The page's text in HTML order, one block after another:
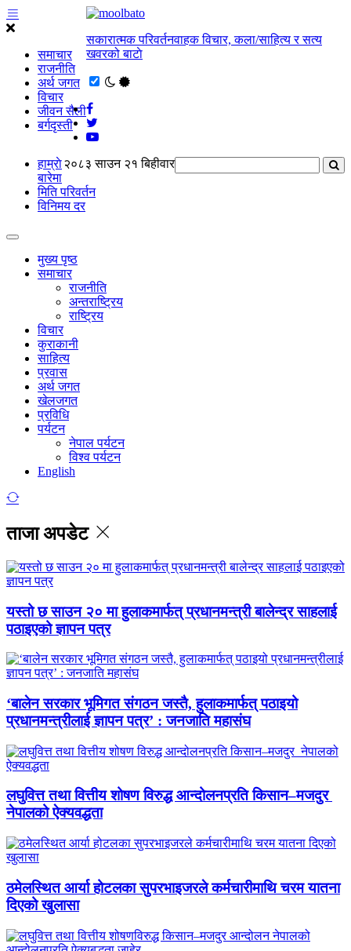
समाचार
राजनीति
अर्थ जगत
विचार
जीवन सैली
बर्गदृस्ती
सकारात्मक परिवर्तनवाहक विचार, कला/साहित्य र सत्य
खवरको बाटाे
२०८३ साउन २१ बिहीवार
हाम्राे
बारेमा
मिति परिवर्तन
विनिमय दर
मुख्य पृष्ठ
समाचार
राजनीति
अन्तराष्ट्रिय
राष्ट्रिय
विचार
कुराकानी
साहित्य
प्रवास
अर्थ जगत
खेलजगत
प्रविधि
पर्यटन
नेपाल पर्यटन
विश्व पर्यटन
English
ताजा अपडेट
यस्तो छ साउन २० मा हुलाकमार्फत् प्रधानमन्त्री बालेन्द्र साहलाई
पठाइएको ज्ञापन पत्र
‘बालेन सरकार भूमिगत संगठन जस्तै, हुलाकमार्फत् पठाइयो
प्रधानमन्त्रीलाई ज्ञापन पत्र’ : जनजाति महासंघ
लघुवित्त तथा वित्तीय शोषण विरुद्ध आन्दोलनप्रति किसान–मजदुर
नेपालको ऐक्यवद्धता
ठमेलस्थित आर्या होटलका सुपरभाइजरले कर्मचारीमाथि चरम यातना
दिएको खुलासा